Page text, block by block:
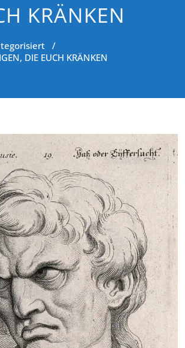
KRÄNKEN
/
DIE EUCH KRÄNKEN